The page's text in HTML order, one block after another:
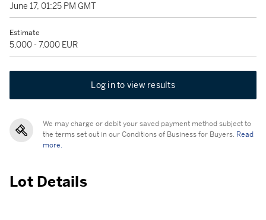
June 17, 01:25 PM GMT
Estimate
5,000 - 7,000 EUR
Log in to view results
We may charge or debit your saved payment method subject to
the terms set out in our Conditions of Business for Buyers. Read
more.
Lot Details